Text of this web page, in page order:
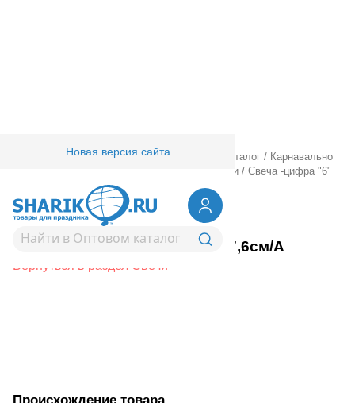
Новая версия сайта
Товары для праздника/ Оптовый каталог / Карнавально
Свечи / Свеча -цифра "6"
1502-0147Свеча -цифра "6" 7,6см/A
Вернуться в раздел Свечи